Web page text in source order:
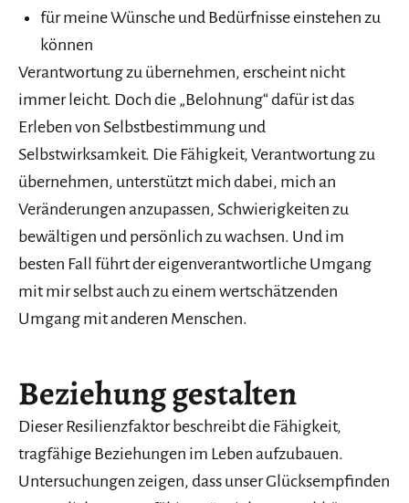
für meine Wünsche und Bedürfnisse einstehen zu
können
Verantwortung zu übernehmen, erscheint nicht
immer leicht. Doch die „Belohnung“ dafür ist das
Erleben von Selbstbestimmung und
Selbstwirksamkeit. Die Fähigkeit, Verantwortung zu
übernehmen, unterstützt mich dabei, mich an
Veränderungen anzupassen, Schwierigkeiten zu
bewältigen und persönlich zu wachsen. Und im
besten Fall führt der eigenverantwortliche Umgang
mit mir selbst auch zu einem wertschätzenden
Umgang mit anderen Menschen.
Beziehung gestalten
Dieser Resilienzfaktor beschreibt die Fähigkeit,
tragfähige Beziehungen im Leben aufzubauen.
Untersuchungen zeigen, dass unser Glücksempfinden